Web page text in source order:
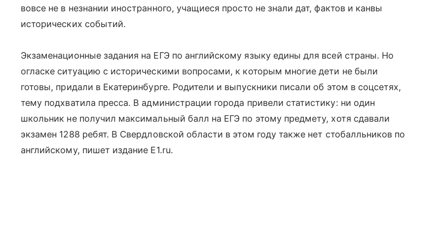
вовсе не в незнании иностранного, учащиеся просто не знали дат, фактов и канвы
исторических событий.
Экзаменационные задания на ЕГЭ по английскому языку едины для всей страны. Но
огласке ситуацию с историческими вопросами, к которым многие дети не были
готовы, придали в Екатеринбурге. Родители и выпускники писали об этом в соцсетях,
тему подхватила пресса. В администрации города привели статистику: ни один
школьник не получил максимальный балл на ЕГЭ по этому предмету, хотя сдавали
экзамен 1288 ребят. В Свердловской области в этом году также нет стобалльников по
английскому, пишет издание Е1.ru.